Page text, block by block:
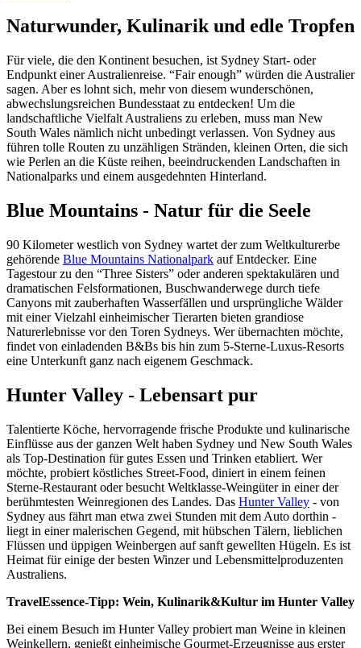
Naturwunder, Kulinarik und edle Tropfen
Für viele, die den Kontinent besuchen, ist Sydney Start- oder
Endpunkt einer Australienreise. “Fair enough” würden die Australier
sagen. Aber es lohnt sich, mehr von diesem wunderschönen,
abwechslungsreichen Bundesstaat zu entdecken! Um die
landschaftliche Vielfalt Australiens zu erleben, muss man New
South Wales nämlich nicht unbedingt verlassen. Von Sydney aus
führen tolle Routen zu unzähligen Stränden, kleinen Orten, die sich
wie Perlen an die Küste reihen, beeindruckenden Landschaften in
Nationalparks und einem ausgedehnten Hinterland.
Blue Mountains - Natur für die Seele
90 Kilometer westlich von Sydney wartet der zum Weltkulturerbe
gehörende Blue Mountains Nationalpark auf Entdecker. Eine
Tagestour zu den “Three Sisters” oder anderen spektakulären und
dramatischen Felsformationen, Buschwanderwege durch tiefe
Canyons mit zauberhaften Wasserfällen und ursprüngliche Wälder
mit einer Vielzahl einheimischer Tierarten bieten grandiose
Naturerlebnisse vor den Toren Sydneys. Wer übernachten möchte,
findet von einladenden B&Bs bis hin zum 5-Sterne-Luxus-Resorts
eine Unterkunft ganz nach eigenem Geschmack.
Hunter Valley - Lebensart pur
Talentierte Köche, hervorragende frische Produkte und kulinarische
Einflüsse aus der ganzen Welt haben Sydney und New South Wales
als Top-Destination für gutes Essen und Trinken etabliert. Wer
möchte, probiert köstliches Street-Food, diniert in einem feinen
Sterne-Restaurant oder besucht Weltklasse-Weingüter in einer der
berühmtesten Weinregionen des Landes. Das Hunter Valley - von
Sydney aus fährt man etwa zwei Stunden mit dem Auto dorthin -
liegt in einer malerischen Gegend, mit hübschen Tälern, lieblichen
Flüssen und üppigen Weinbergen auf sanft gewellten Hügeln. Es ist
Heimat für einige der besten Winzer und Lebensmittelproduzenten
Australiens.
TravelEssence-Tipp: Wein, Kulinarik&Kultur im Hunter Valley
Bei einem Besuch im Hunter Valley probiert man Weine in kleinen
Weinkellern, genießt einheimische Gourmet-Erzeugnisse aus erster